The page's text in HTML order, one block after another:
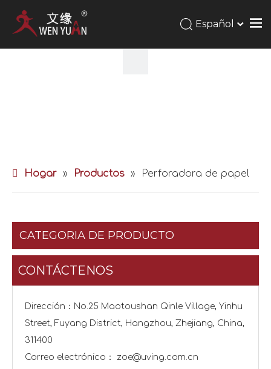
Español
Hogar » Productos » Perforadora de papel
CATEGORIA DE PRODUCTO
CONTÁCTENOS
Dirección：No.25 Maotoushan Qinle Village, Yinhu
Street, Fuyang District, Hangzhou, Zhejiang, China,
311400
Correo electrónico： zoe@uving.com.cn